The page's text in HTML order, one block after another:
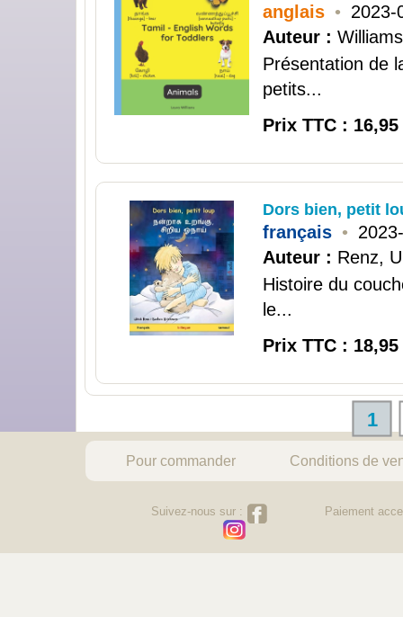
anglais • 2023-
Auteur :
Présentation de
petits...
Prix TTC : 16,95
Dors bien, petit
français •
Auteur : Renz,
Histoire du
le...
Prix TTC : 18,95
1
Pour commander Conditions de
Suivez-nous sur : Paiement